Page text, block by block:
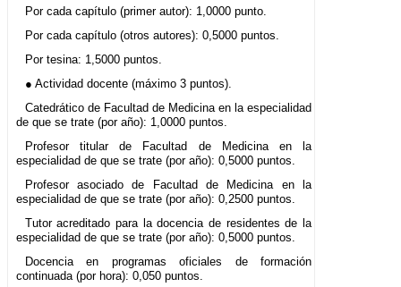
Por cada capítulo (primer autor): 1,0000 punto.
Por cada capítulo (otros autores): 0,5000 puntos.
Por tesina: 1,5000 puntos.
● Actividad docente (máximo 3 puntos).
Catedrático de Facultad de Medicina en la especialidad
de que se trate (por año): 1,0000 puntos.
Profesor titular de Facultad de Medicina en la
especialidad de que se trate (por año): 0,5000 puntos.
Profesor asociado de Facultad de Medicina en la
especialidad de que se trate (por año): 0,2500 puntos.
Tutor acreditado para la docencia de residentes de la
especialidad de que se trate (por año): 0,5000 puntos.
Docencia en programas oficiales de formación
continuada (por hora): 0,050 puntos.